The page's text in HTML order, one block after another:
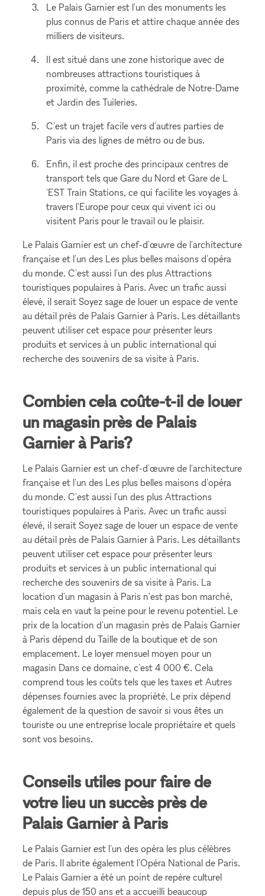
Le Palais Garnier est l'un des monuments les
plus connus de Paris et attire chaque année des
milliers de visiteurs.
Il est situé dans une zone historique avec de
nombreuses attractions touristiques à
proximité, comme la cathédrale de Notre-Dame
et Jardin des Tuileries.
C'est un trajet facile vers d'autres parties de
Paris via des lignes de métro ou de bus.
Enfin, il est proche des principaux centres de
transport tels que Gare du Nord et Gare de L
'EST Train Stations, ce qui facilite les voyages à
travers l'Europe pour ceux qui vivent ici ou
visitent Paris pour le travail ou le plaisir.
Le Palais Garnier est un chef-d'œuvre de l'architecture
française et l'un des Les plus belles maisons d'opéra
du monde. C'est aussi l'un des plus Attractions
touristiques populaires à Paris. Avec un trafic aussi
élevé, il serait Soyez sage de louer un espace de vente
au détail près de Palais Garnier à Paris. Les détaillants
peuvent utiliser cet espace pour présenter leurs
produits et services à un public international qui
recherche des souvenirs de sa visite à Paris.
Combien cela coûte-t-il de louer
un magasin près de Palais
Garnier à Paris?
Le Palais Garnier est un chef-d'œuvre de l'architecture
française et l'un des Les plus belles maisons d'opéra
du monde. C'est aussi l'un des plus Attractions
touristiques populaires à Paris. Avec un trafic aussi
élevé, il serait Soyez sage de louer un espace de vente
au détail près de Palais Garnier à Paris. Les détaillants
peuvent utiliser cet espace pour présenter leurs
produits et services à un public international qui
recherche des souvenirs de sa visite à Paris. La
location d'un magasin à Paris n'est pas bon marché,
mais cela en vaut la peine pour le revenu potentiel. Le
prix de la location d'un magasin près de Palais Garnier
à Paris dépend du Taille de la boutique et de son
emplacement. Le loyer mensuel moyen pour un
magasin Dans ce domaine, c'est 4 000 €. Cela
comprend tous les coûts tels que les taxes et Autres
dépenses fournies avec la propriété. Le prix dépend
également de la question de savoir si vous êtes un
touriste ou une entreprise locale propriétaire et quels
sont vos besoins.
Conseils utiles pour faire de
votre lieu un succès près de
Palais Garnier à Paris
Le Palais Garnier est l'un des opéra les plus célèbres
de Paris. Il abrite également l'Opéra National de Paris.
Le Palais Garnier a été un point de repère culturel
depuis plus de 150 ans et a accueilli beaucoup